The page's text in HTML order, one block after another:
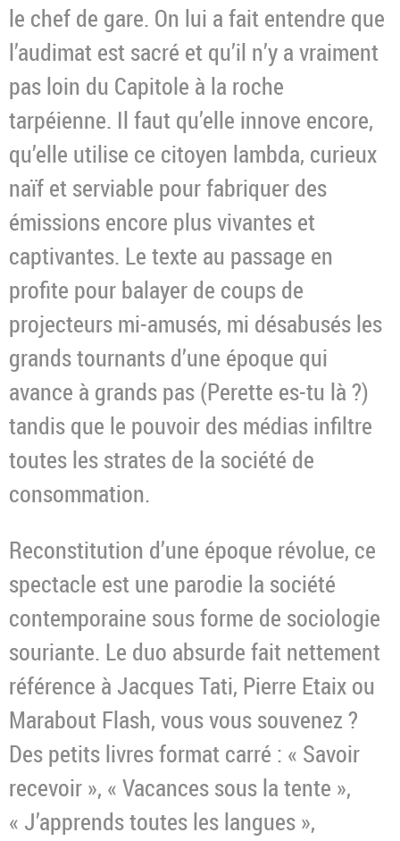
le chef de gare. On lui a fait entendre que
l’audimat est sacré et qu’il n’y a vraiment
pas loin du Capitole à la roche
tarpéienne. Il faut qu’elle innove encore,
qu’elle utilise ce citoyen lambda, curieux
naïf et serviable pour fabriquer des
émissions encore plus vivantes et
captivantes. Le texte au passage en
profite pour balayer de coups de
projecteurs mi-amusés, mi désabusés les
grands tournants d’une époque qui
avance à grands pas (Perette es-tu là ?)
tandis que le pouvoir des médias infiltre
toutes les strates de la société de
consommation.
Reconstitution d’une époque révolue, ce
spectacle est une parodie la société
contemporaine sous forme de sociologie
souriante. Le duo absurde fait nettement
référence à Jacques Tati, Pierre Etaix ou
Marabout Flash, vous vous souvenez ?
Des petits livres format carré : « Savoir
recevoir », « Vacances sous la tente »,
« J’apprends toutes les langues »,